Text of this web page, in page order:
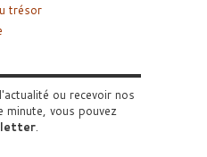
trésor
ou recevoir nos
minute, vous pouvez
.